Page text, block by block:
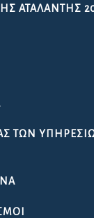
ΑΤΑΛΆΝΤΗΣ
ΤΩΝ